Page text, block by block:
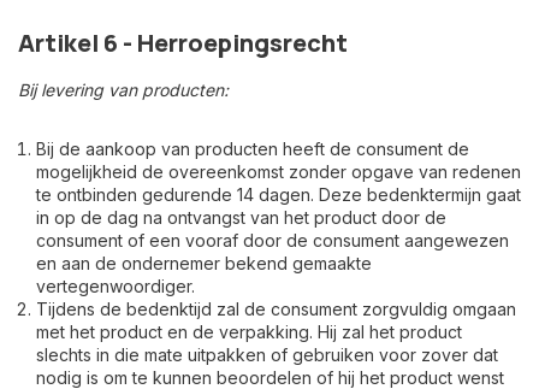
Artikel 6 - Herroepingsrecht
Bij levering van producten:
Bij de aankoop van producten heeft de consument de
mogelijkheid de overeenkomst zonder opgave van redenen
te ontbinden gedurende 14 dagen. Deze bedenktermijn gaat
in op de dag na ontvangst van het product door de
consument of een vooraf door de consument aangewezen
en aan de ondernemer bekend gemaakte
vertegenwoordiger.
Tijdens de bedenktijd zal de consument zorgvuldig omgaan
met het product en de verpakking. Hij zal het product
slechts in die mate uitpakken of gebruiken voor zover dat
nodig is om te kunnen beoordelen of hij het product wenst